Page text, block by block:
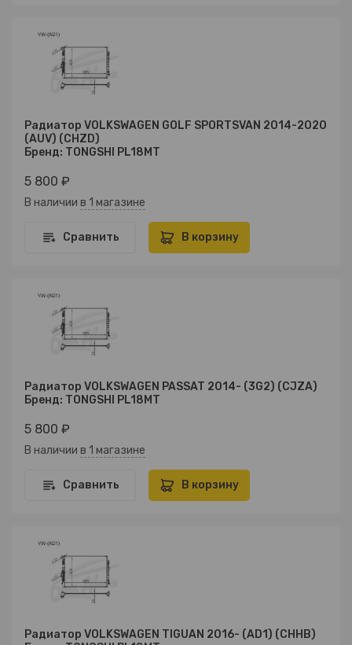
Радиатор VOLKSWAGEN GOLF SPORTSVAN 2014-2020
(AUV) (CHZD)
Бренд: TONGSHI PL18MT
5 800 ₽
В наличии в 1 магазине
Сравнить В корзину
Радиатор VOLKSWAGEN PASSAT 2014- (3G2) (CJZA)
Бренд: TONGSHI PL18MT
5 800 ₽
В наличии в 1 магазине
Сравнить В корзину
Радиатор VOLKSWAGEN TIGUAN 2016- (AD1) (CHHB)